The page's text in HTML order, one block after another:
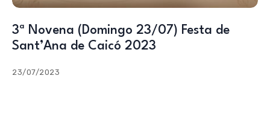
3ª Novena (Domingo 23/07) Festa de
Sant’Ana de Caicó 2023
23/07/2023